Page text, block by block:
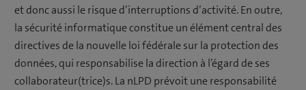
et donc aussi le risque d’interruptions d’activité. En outre,
la sécurité informatique constitue un élément central des
directives de la nouvelle loi fédérale sur la protection des
données, qui responsabilise la direction à l’égard de ses
collaborateur(trice)s. La nLPD prévoit une responsabilité